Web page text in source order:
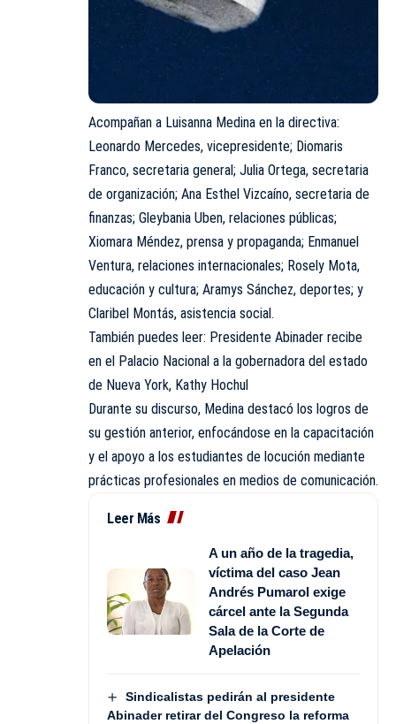
Acompañan a Luisanna Medina en la directiva:
Leonardo Mercedes, vicepresidente; Diomaris
Franco, secretaria general; Julia Ortega, secretaria
de organización; Ana Esthel Vizcaíno, secretaria de
finanzas; Gleybania Uben, relaciones públicas;
Xiomara Méndez, prensa y propaganda; Enmanuel
Ventura, relaciones internacionales; Rosely Mota,
educación y cultura; Aramys Sánchez, deportes; y
Claribel Montás, asistencia social.
También puedes leer: Presidente Abinader recibe
en el Palacio Nacional a la gobernadora del estado
de Nueva York, Kathy Hochul
Durante su discurso, Medina destacó los logros de
su gestión anterior, enfocándose en la capacitación
y el apoyo a los estudiantes de locución mediante
prácticas profesionales en medios de comunicación.
Leer Más
A un año de la tragedia,
víctima del caso Jean
Andrés Pumarol exige
cárcel ante la Segunda
Sala de la Corte de
Apelación
Sindicalistas pedirán al presidente
Abinader retirar del Congreso la reforma